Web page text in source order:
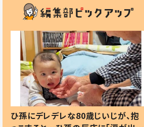
ひ孫にデレデレな80歳じいじが、抱